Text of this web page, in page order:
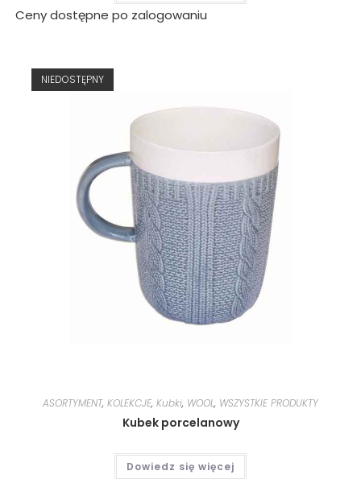
Ceny dostępne po zalogowaniu
NIEDOSTĘPNY
ASORTYMENT, KOLEKCJE, Kubki, WOOL, WSZYSTKIE PRODUKTY
Kubek porcelanowy
Dowiedz się więcej